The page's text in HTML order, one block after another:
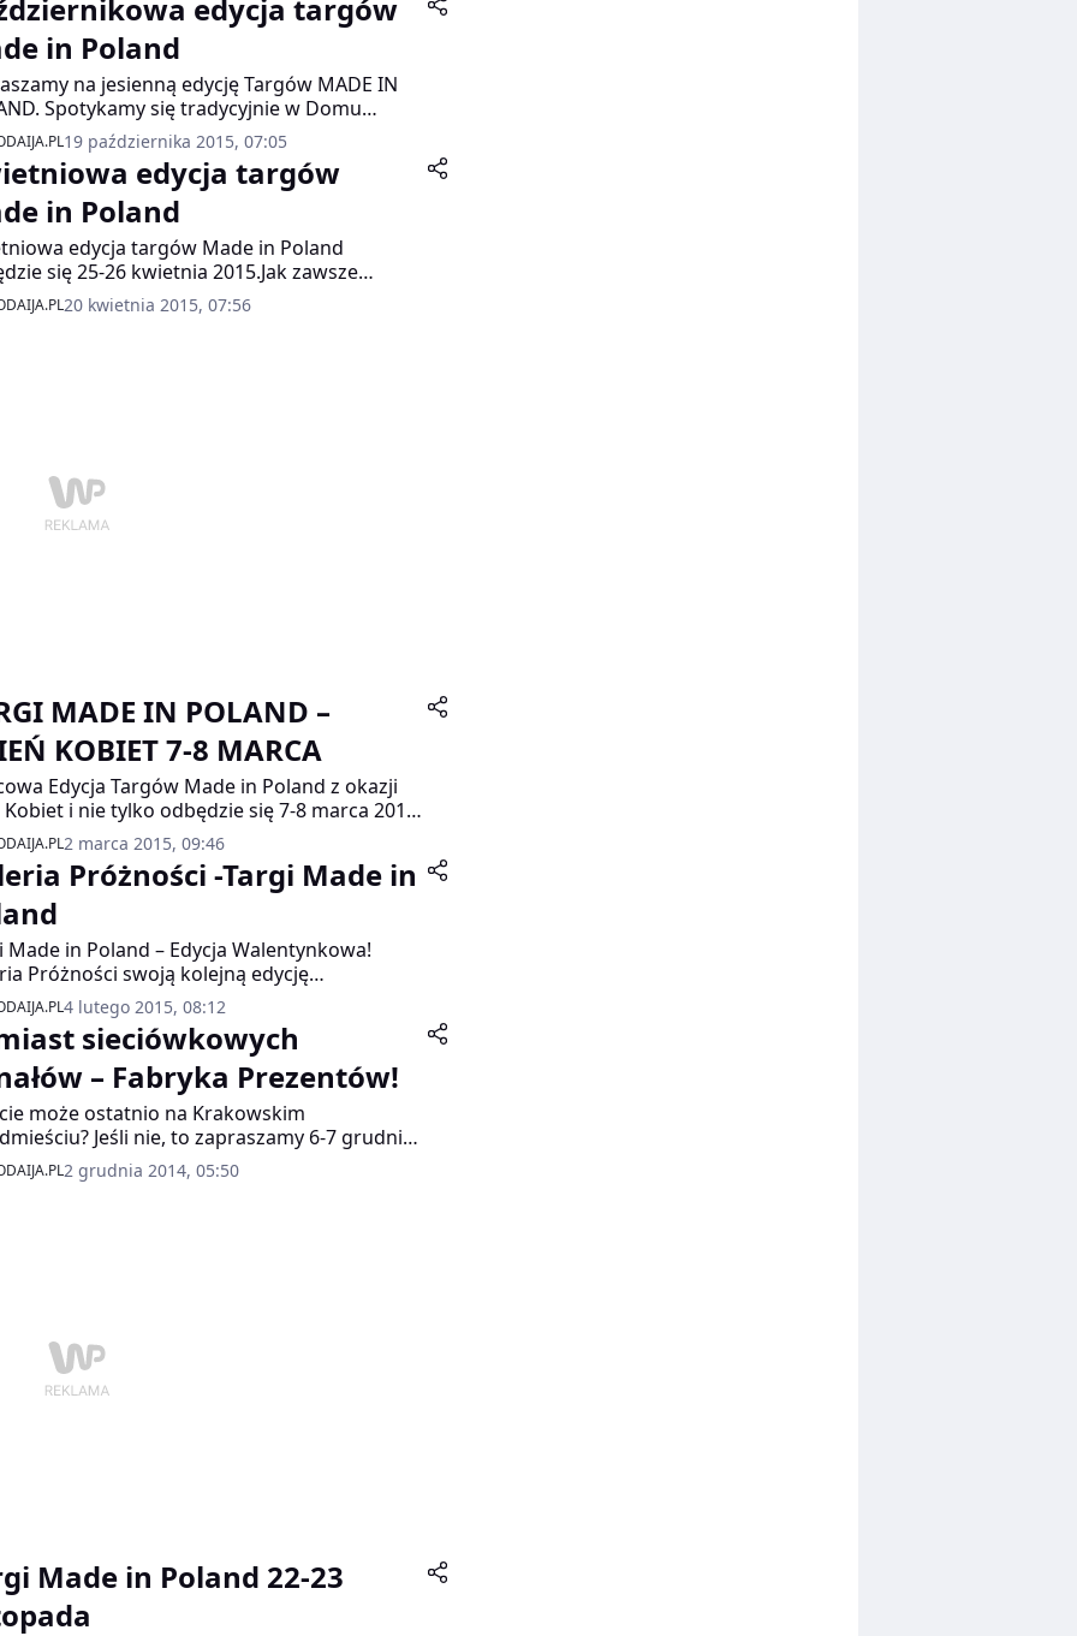
-19.00.
edycja targów
in Poland
na jesienną edycję Targów MADE IN
Spotykamy się tradycyjnie w Domu
na Krakowskim Przedmieściu 64 w
w dniach 24-25 października ( sobota,
19 października 2015, 07:05
edycja targów
in Poland
edycja targów Made in Poland
się 25-26 kwietnia 2015.Jak zawsze
się w Domu Polonii na Krakowskim
64 w Warszawie.
20 kwietnia 2015, 07:56
MADE IN POLAND –
KOBIET 7-8 MARCA
Edycja Targów Made in Poland z okazji
Kobiet i nie tylko odbędzie się 7-8 marca 2015.
spotykamy się w Domu Polonii na
Przedmieściu 64 w Warszawie.
2 marca 2015, 09:46
Próżności -Targi Made in
Made in Poland – Edycja Walentynkowa!
Próżności swoją kolejną edycję
na 14 -15 lutego z okazji Walentynek.
4 lutego 2015, 08:12
sieciówkowych
– Fabryka Prezentów!
może ostatnio na Krakowskim
Jeśli nie, to zapraszamy 6-7 grudnia
64 do Domu Polonii, który w ten
zamieni się w Fabrykę Prezentów dla
2 grudnia 2014, 05:50
Made in Poland 22-23